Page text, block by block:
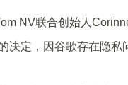
NV联合创始人
决定，因谷歌存在隐私